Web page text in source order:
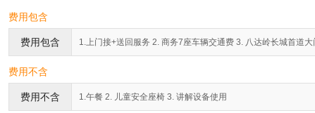
费用包含
费用包含 1.上门接+送回服务 2. 商务7座车辆交通费 3. 八达岭长城首道
费用不含
费用不含 1.午餐 2. 儿童安全座椅 3. 讲解设备使用